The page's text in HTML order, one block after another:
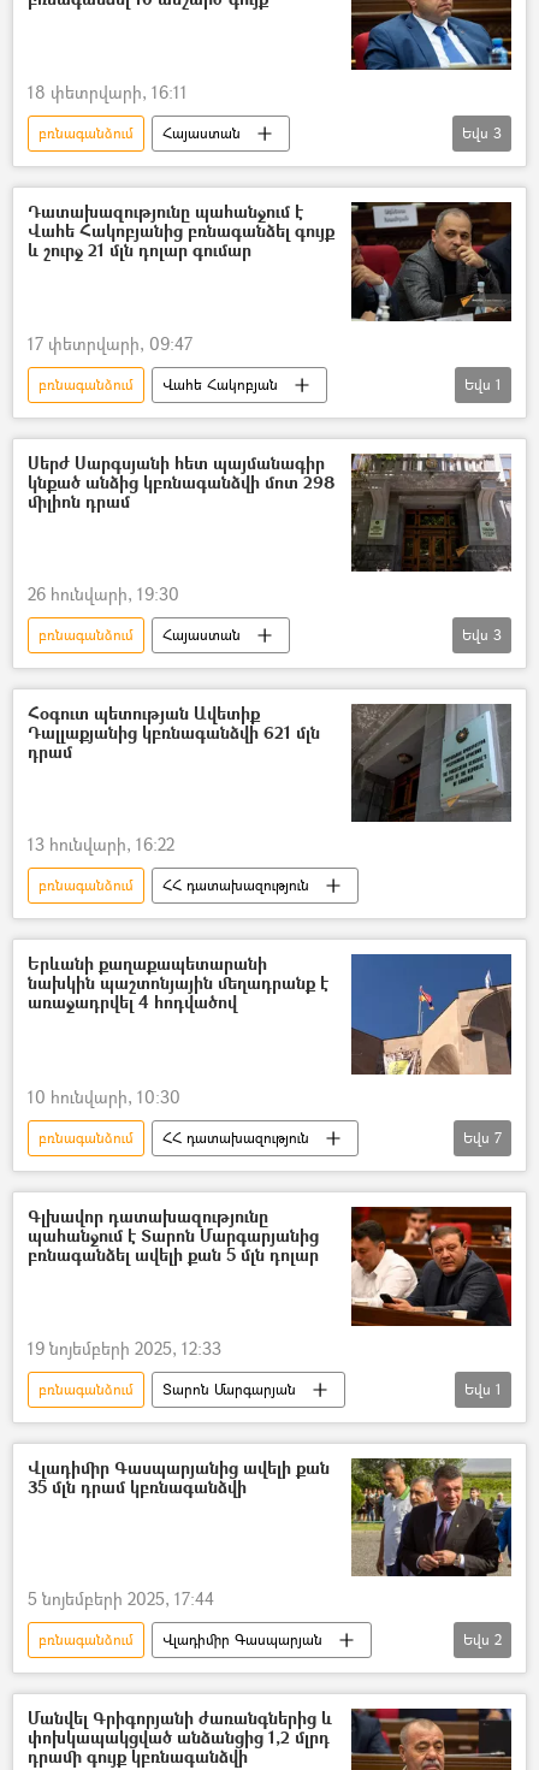
18 փետրվարի, 16:11
բռնագանձում
Հայաստան
ՀՀ դատախազություն
Կարեն Ավագյան
Անշարժ գույք
Եվս 3
Դատախազությունը պահանջում է
Վահե Հակոբյանից բռնագանձել գույք
և շուրջ 21 մլն դոլար գումար
17 փետրվարի, 09:47
բռնագանձում
Վահե Հակոբյան
ՀՀ դատախազություն
Եվս 1
Սերժ Սարգսյանի հետ պայմանագիր
կնքած անձից կբռնագանձվի մոտ 298
միլիոն դրամ
26 հունվարի, 19:30
բռնագանձում
Հայաստան
Սերժ Սարգսյան
Վաչագան Ղազարյան
ՀՀ դատախազություն
Եվս 3
Հօգուտ պետության Ավետիք
Դալլաքյանից կբռնագանձվի 621 մլն
դրամ
13 հունվարի, 16:22
բռնագանձում ՀՀ դատախազություն
Երևանի քաղաքապետարանի
նախկին պաշտոնյային մեղադրանք է
առաջադրվել 4 հոդվածով
10 հունվարի, 10:30
բռնագանձում
ՀՀ դատախազություն
ՀՀ գլխավոր դատախազություն
Ապօրինի
գույք
Երևանի քաղաքապետարան
Անդրանիկ Քասարյան
աճուրդ
Եվս 7
Գլխավոր դատախազությունը
պահանջում է Տարոն Մարգարյանից
բռնագանձել ավելի քան 5 մլն դոլար
19 նոյեմբերի 2025, 12:33
բռնագանձում
Տարոն Մարգարյան
ՀՀ դատախազություն
Եվս 1
Վլադիմիր Գասպարյանից ավելի քան
35 մլն դրամ կբռնագանձվի
5 նոյեմբերի 2025, 17:44
բռնագանձում
Վլադիմիր Գասպարյան
ՀՀ գլխավոր դատախազություն
Հակակոռուպցիոն դատարան
Եվս 2
Մանվել Գրիգորյանի ժառանգներից և
փոխկապակցված անձանցից 1,2 մլրդ
դրամի գույք կբռնագանձվի